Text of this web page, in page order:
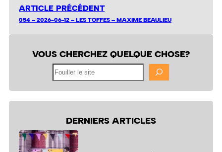
ARTICLE PRÉCÉDENT
054 – 2026-06-12 – LES TOFFES – MAXIME BEAULIEU
VOUS CHERCHEZ QUELQUE CHOSE?
DERNIERS ARTICLES